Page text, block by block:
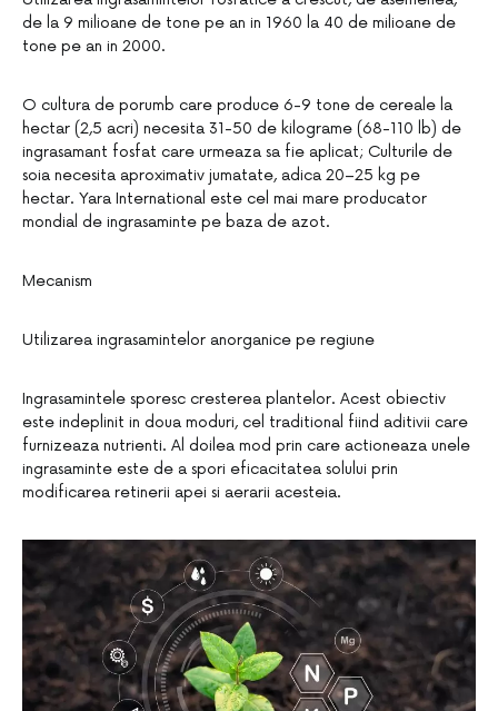
de la 9 milioane de tone pe an in 1960 la 40 de milioane de
tone pe an in 2000.
O cultura de porumb care produce 6-9 tone de cereale la
hectar (2,5 acri) necesita 31-50 de kilograme (68-110 lb) de
ingrasamant fosfat care urmeaza sa fie aplicat; Culturile de
soia necesita aproximativ jumatate, adica 20–25 kg pe
hectar. Yara International este cel mai mare producator
mondial de ingrasaminte pe baza de azot.
Mecanism
Utilizarea ingrasamintelor anorganice pe regiune
Ingrasamintele sporesc cresterea plantelor. Acest obiectiv
este indeplinit in doua moduri, cel traditional fiind aditivii care
furnizeaza nutrienti. Al doilea mod prin care actioneaza unele
ingrasaminte este de a spori eficacitatea solului prin
modificarea retinerii apei si aerarii acesteia.